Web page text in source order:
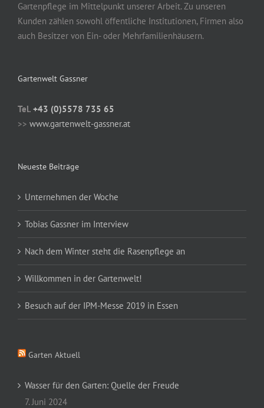
Gartenpflege im Mittelpunkt unserer Arbeit. Zu unseren
Kunden zählen sowohl öffentliche Institutionen, Firmen also
auch Besitzer von Ein- oder Mehrfamilienhäusern.
Gartenwelt Gassner
Tel. +43 (0)5578 735 65
>> www.gartenwelt-gassner.at
Neueste Beiträge
Unternehmen der Woche
Tobias Gassner im Interview
Nach dem Winter steht die Rasenpflege an
Willkommen in der Gartenwelt!
Besuch auf der IPM-Messe 2019 in Essen
Garten Aktuell
Wasser für den Garten: Quelle der Freude
7. Juni 2024